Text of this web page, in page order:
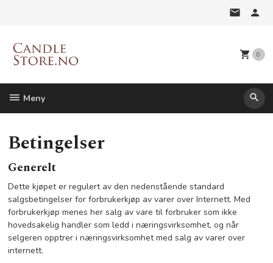
0
Meny
Betingelser
Generelt
Dette kjøpet er regulert av den nedenstående standard
salgsbetingelser for forbrukerkjøp av varer over Internett. Med
forbrukerkjøp menes her salg av vare til forbruker som ikke
hovedsakelig handler som ledd i næringsvirksomhet, og når
selgeren opptrer i næringsvirksomhet med salg av varer over
internett.